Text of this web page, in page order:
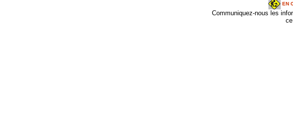
EN
Communiquez-nous les